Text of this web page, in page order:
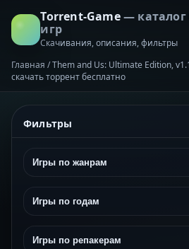
Torrent-Game— каталог
игр
Скачивания, описания, фильтры
Главная /Them and Us: Ultimate Edition,
скачать торрент бесплатно
Фильтры
Игры по жанрам
Игры по годам
Игры по репакерам